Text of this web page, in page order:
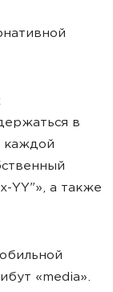
в
каждой
YY"», а также
«media».